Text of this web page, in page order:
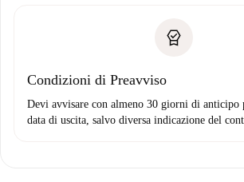
Condizioni di Preavviso
Devi avvisare con almeno 30 giorni di anticipo
data di uscita, salvo diversa indicazione del